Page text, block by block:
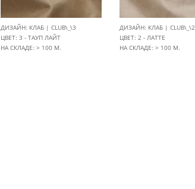
ДИЗАЙН: КЛАБ | CLUB\_\3
ЦВЕТ: 3 - ТАУП ЛАЙТ
НА СКЛАДЕ: > 100 М.
ДИЗАЙН: КЛАБ | CLUB\_\2
ЦВЕТ: 2 - ЛАТТЕ
НА СКЛАДЕ: > 100 М.